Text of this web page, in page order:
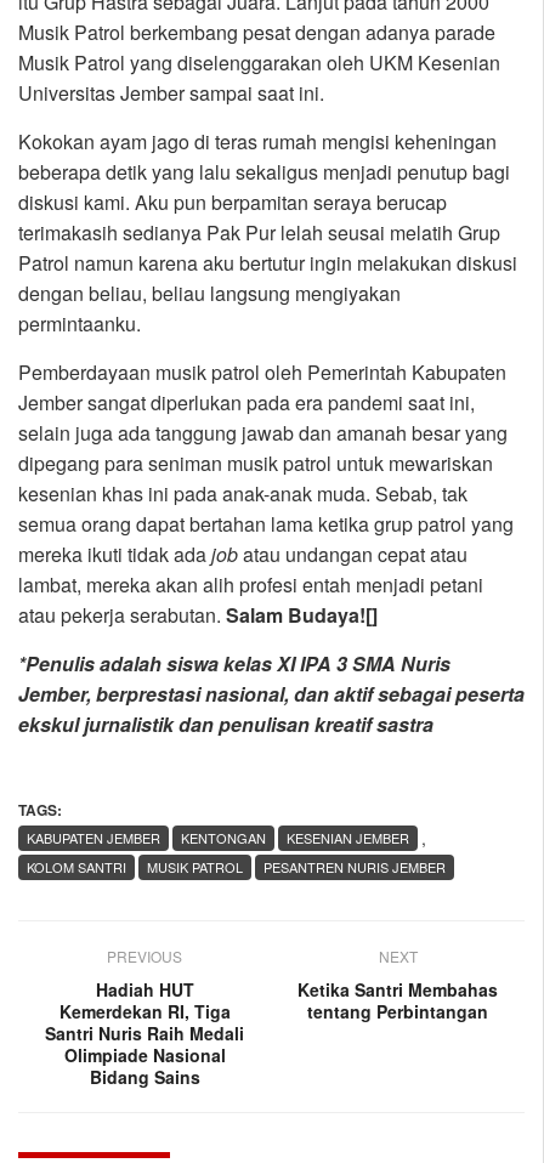
Musik Patrol berkembang pesat dengan adanya parade
Musik Patrol yang diselenggarakan oleh UKM Kesenian
Universitas Jember sampai saat ini.
Kokokan ayam jago di teras rumah mengisi keheningan
beberapa detik yang lalu sekaligus menjadi penutup bagi
diskusi kami. Aku pun berpamitan seraya berucap
terimakasih sedianya Pak Pur lelah seusai melatih Grup
Patrol namun karena aku bertutur ingin melakukan diskusi
dengan beliau, beliau langsung mengiyakan
permintaanku.
Pemberdayaan musik patrol oleh Pemerintah Kabupaten
Jember sangat diperlukan pada era pandemi saat ini,
selain juga ada tanggung jawab dan amanah besar yang
dipegang para seniman musik patrol untuk mewariskan
kesenian khas ini pada anak-anak muda. Sebab, tak
semua orang dapat bertahan lama ketika grup patrol yang
mereka ikuti tidak adajobatau undangan cepat atau
lambat, mereka akan alih profesi entah menjadi petani
atau pekerja serabutan. Salam Budaya![]
*Penulis adalah siswa kelas XI IPA 3 SMA Nuris
Jember, berprestasi nasional, dan aktif sebagai peserta
ekskul jurnalistik dan penulisan kreatif sastra
TAGS:
,
KABUPATEN JEMBER KENTONGAN
KESENIAN JEMBER
KOLOM SANTRI
MUSIK PATROL PESANTREN NURIS JEMBER
PREVIOUS
Hadiah HUT
Kemerdekan RI, Tiga
Santri Nuris Raih Medali
Olimpiade Nasional
Bidang Sains
NEXT
Ketika Santri Membahas
tentang Perbintangan